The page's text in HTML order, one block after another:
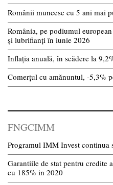
Românii muncesc cu 5 ani mai
România, pe podiumul
și lubrifianți în iunie 2026
Inflația anuală, în scădere la
Comerțul cu amănuntul, -5,3%
FNGCIMM
Programul IMM Invest continua
Garantiile de stat pentru credite
cu 185% in 2020